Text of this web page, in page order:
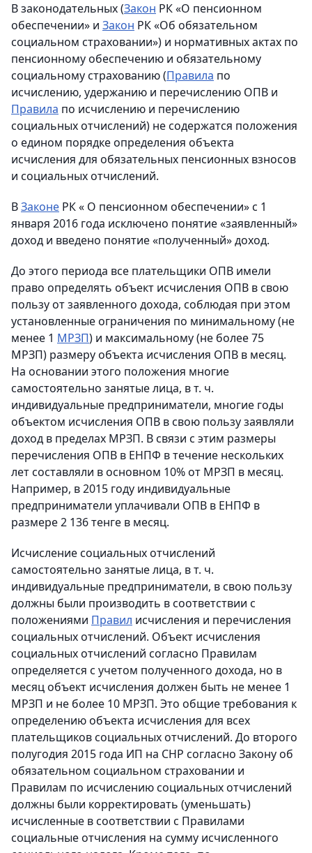
В законодательных (Закон РК «О пенсионном
обеспечении» и Закон РК «Об обязательном
социальном страховании») и нормативных актах по
пенсионному обеспечению и обязательному
социальному страхованию (Правила по
исчислению, удержанию и перечислению ОПВ и
Правила по исчислению и перечислению
социальных отчислений) не содержатся положения
о едином порядке определения объекта
исчисления для обязательных пенсионных взносов
и социальных отчислений.
ВЗаконе РК « О пенсионном обеспечении» с 1
января 2016 года исключено понятие «заявленный»
доход и введено понятие «полученный» доход.
До этого периода все плательщики ОПВ имели
право определять объект исчисления ОПВ в свою
пользу от заявленного дохода, соблюдая при этом
установленные ограничения по минимальному (не
менее 1 МРЗП) и максимальному (не более 75
МРЗП) размеру объекта исчисления ОПВ в месяц.
На основании этого положения многие
самостоятельно занятые лица, в т. ч.
индивидуальные предприниматели, многие годы
объектом исчисления ОПВ в свою пользу заявляли
доход в пределах МРЗП. В связи с этим размеры
перечисления ОПВ в ЕНПФ в течение нескольких
лет составляли в основном 10% от МРЗП в месяц.
Например, в 2015 году индивидуальные
предприниматели уплачивали ОПВ в ЕНПФ в
размере 2 136 тенге в месяц.
Исчисление социальных отчислений
самостоятельно занятые лица, в т. ч.
индивидуальные предприниматели, в свою пользу
должны были производить в соответствии с
положениями Правил исчисления и перечисления
социальных отчислений. Объект исчисления
социальных отчислений согласно Правилам
определяется с учетом полученного дохода, но в
месяц объект исчисления должен быть не менее 1
МРЗП и не более 10 МРЗП. Это общие требования к
определению объекта исчисления для всех
плательщиков социальных отчислений. До второго
полугодия 2015 года ИП на СНР согласно Закону об
обязательном социальном страховании и
Правилам по исчислению социальных отчислений
должны были корректировать (уменьшать)
исчисленные в соответствии с Правилами
социальные отчисления на сумму исчисленного